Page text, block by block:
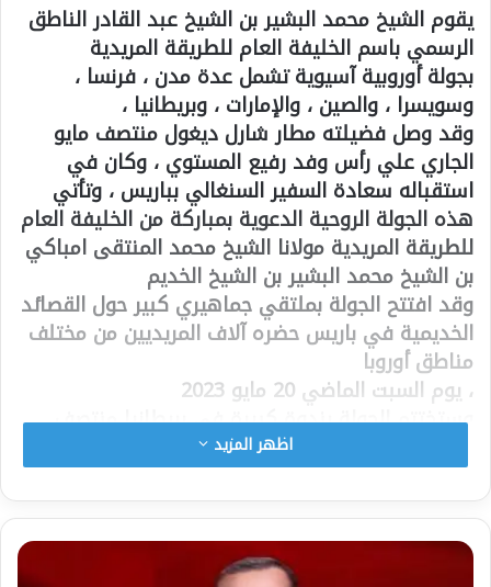
يقوم الشيخ محمد البشير بن الشيخ عبد القادر الناطق
الرسمي باسم الخليفة العام للطريقة المريدية
بجولة أوروبية آسيوية تشمل عدة مدن ، فرنسا ،
وسويسرا ، والصين ، والإمارات ، وبريطانيا ،
وقد وصل فضيلته مطار شارل ديغول منتصف مايو
الجاري علي رأس وفد رفيع المستوي ، وكان في
استقباله سعادة السفير السنغالي بباريس ، وتأتي
هذه الجولة الروحية الدعوية بمباركة من الخليفة العام
للطريقة المريدية مولانا الشيخ محمد المنتقى امباكي
بن الشيخ محمد البشير بن الشيخ الخديم
وقد افتتح الجولة بملتقي جماهيري كبير حول القصائد
الخديمية في باريس حضره آلاف المريديين من مختلف
مناطق أوروبا
، يوم السبت الماضي 20 مايو 2023
وستختتم الجولة بندوة كبيرة في بريطانيا منتصف
يونيو وبه يكون مسك ختام .
وتأتي هذه الزيارات في إطار الدعوة وتفقد أبناء
الطريقة المريدية ونشر القيم الروحية الإسلامية
المتمثلة في تعاليم الشيخ أحمد بمب .
اظهر المزيد